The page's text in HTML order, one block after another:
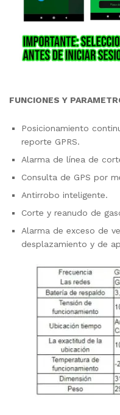
FUNCIONES Y
Posicionamiento
reporte GPRS.
Alarma de línea de
Consulta de GPS por
Antirrobo inteligente.
Corte y reanudo de
Alarma de exceso de
desplazamiento y de